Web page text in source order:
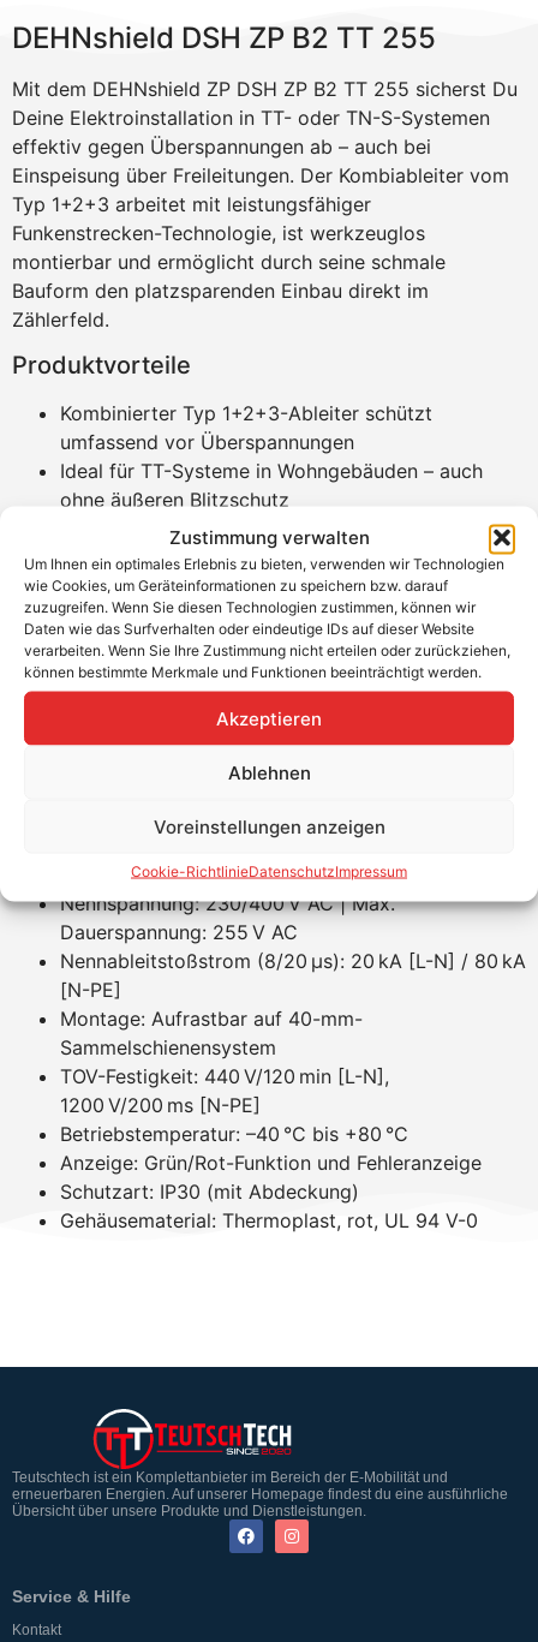
Zustimmung verwalten
Um Ihnen ein optimales Erlebnis zu bieten, verwenden wir Technologien
wie Cookies, um Geräteinformationen zu speichern bzw. darauf
zuzugreifen. Wenn Sie diesen Technologien zustimmen, können wir
Daten wie das Surfverhalten oder eindeutige IDs auf dieser Website
verarbeiten. Wenn Sie Ihre Zustimmung nicht erteilen oder zurückziehen,
können bestimmte Merkmale und Funktionen beeinträchtigt werden.
Akzeptieren
Ablehnen
Voreinstellungen anzeigen
Cookie-RichtlinieDatenschutzImpressum
DEHNshield DSH ZP B2 TT 255
Mit dem DEHNshield ZP DSH ZP B2 TT 255 sicherst Du
Deine Elektroinstallation in TT- oder TN-S-Systemen
effektiv gegen Überspannungen ab – auch bei
Einspeisung über Freileitungen. Der Kombiableiter vom
Typ 1+2+3 arbeitet mit leistungsfähiger
Funkenstrecken-Technologie, ist werkzeuglos
montierbar und ermöglicht durch seine schmale
Bauform den platzsparenden Einbau direkt im
Zählerfeld.
Produktvorteile
Kombinierter Typ 1+2+3-Ableiter schützt
umfassend vor Überspannungen
Ideal für TT-Systeme in Wohngebäuden – auch
ohne äußeren Blitzschutz
Werkzeuglose Montage auf 40-mm-
Sammelschiene spart Zeit
Kompakt: Einbau zwischen zwei SH-Schaltern auf
nur 38 mm Breite
Endgeräteschutz durch energetische Koordination
≤ 10 m
Zählerfelder im Lieferumfang
Produkteigenschaften
Blitzstoßstrom gesamt (10/350 μs): 30 kA
Schutzpegel [L-N] und [N-PE]: ≤ 1,5 kV
Nennspannung: 230/400 V AC | Max.
Dauerspannung: 255 V AC
Nennableitstoßstrom (8/20 µs): 20 kA [L-N] / 80 kA
[N-PE]
Montage: Aufrastbar auf 40-mm-
Sammelschienensystem
TOV-Festigkeit: 440 V/120 min [L-N],
1200 V/200 ms [N-PE]
Betriebstemperatur: –40 °C bis +80 °C
Anzeige: Grün/Rot-Funktion und Fehleranzeige
Schutzart: IP30 (mit Abdeckung)
Gehäusematerial: Thermoplast, rot, UL 94 V-0
Teutschtech ist ein Komplettanbieter im Bereich der E-Mobilität und
erneuerbaren Energien. Auf unserer Homepage findest du eine ausführliche
Übersicht über unsere Produkte und Dienstleistungen.
Service & Hilfe
Kontakt